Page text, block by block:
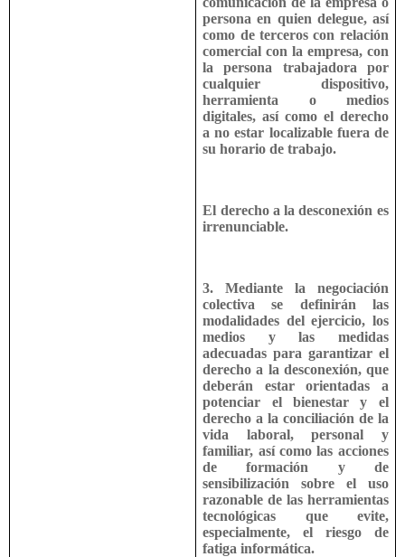
persona en quien delegue, así
como de terceros con relación
comercial con la empresa, con
la persona trabajadora por
cualquier dispositivo,
herramienta o medios
digitales, así como el derecho
a no estar localizable fuera de
su horario de trabajo.
El derecho a la desconexión es
irrenunciable.
3. Mediante la negociación
colectiva se definirán las
modalidades del ejercicio, los
medios y las medidas
adecuadas para garantizar el
derecho a la desconexión, que
deberán estar orientadas a
potenciar el bienestar y el
derecho a la conciliación de la
vida laboral, personal y
familiar, así como las acciones
de formación y de
sensibilización sobre el uso
razonable de las herramientas
tecnológicas que evite,
especialmente, el riesgo de
fatiga informática.